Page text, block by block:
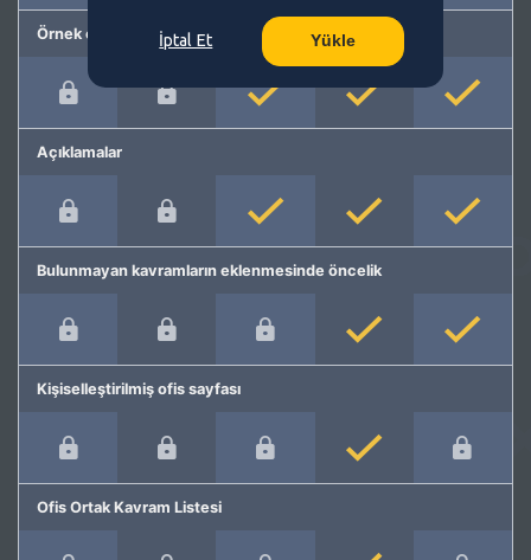
Örnek cümleler
Açıklamalar
Bulunmayan kavramların eklenmesinde öncelik
Kişiselleştirilmiş ofis sayfası
Ofis Ortak Kavram Listesi
İptal Et Yükle